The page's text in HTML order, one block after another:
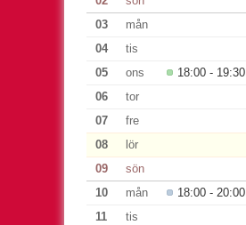
03
mån
04
tis
05
ons 18:00 - 19:30
06
tor
07
fre
08
lör
09
sön
10 mån 18:00 - 20:00
11
tis